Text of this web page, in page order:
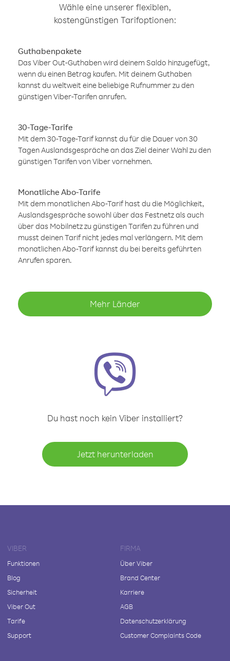
Wähle eine unserer flexiblen,
kostengünstigen Tarifoptionen:
Guthabenpakete
Das Viber Out-Guthaben wird deinem Saldo hinzugefügt,
wenn du einen Betrag kaufen. Mit deinem Guthaben
kannst du weltweit eine beliebige Rufnummer zu den
günstigen Viber-Tarifen anrufen.
30-Tage-Tarife
Mit dem 30-Tage-Tarif kannst du für die Dauer von 30
Tagen Auslandsgespräche an das Ziel deiner Wahl zu den
günstigen Tarifen von Viber vornehmen.
Monatliche Abo-Tarife
Mit dem monatlichen Abo-Tarif hast du die Möglichkeit,
Auslandsgespräche sowohl über das Festnetz als auch
über das Mobilnetz zu günstigen Tarifen zu führen und
musst deinen Tarif nicht jedes mal verlängern. Mit dem
monatlichen Abo-Tarif kannst du bei bereits geführten
Anrufen sparen.
Mehr Länder
Du hast noch kein Viber installiert?
Jetzt herunterladen
VIBER
Funktionen
Blog
Sicherheit
Viber Out
Tarife
Support
FIRMA
Über Viber
Brand Center
Karriere
AGB
Datenschutzerklärung
Customer Complaints Code